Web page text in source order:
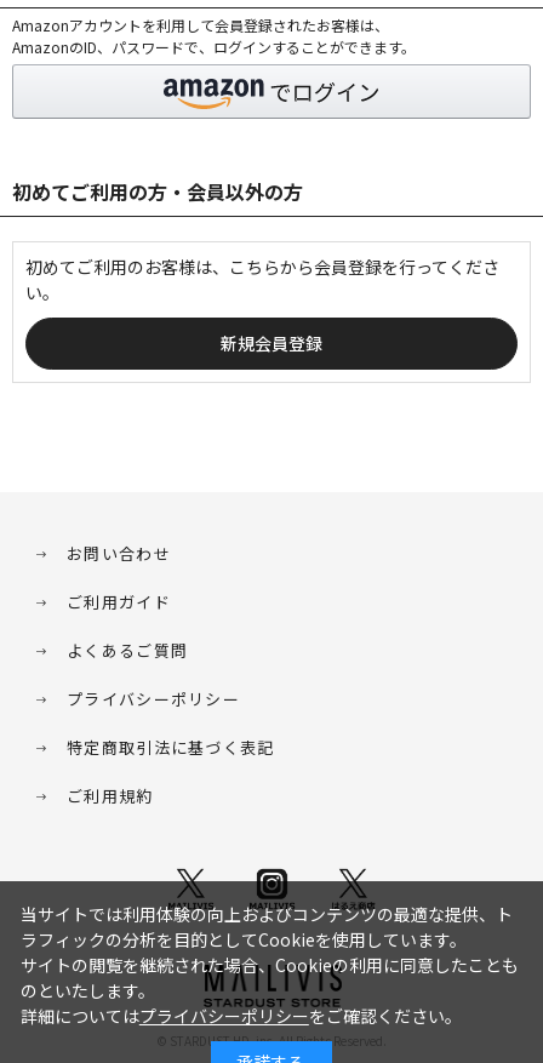
Amazonアカウントを利用して会員登録されたお客様は、
AmazonのID、パスワードで、ログインすることができます。
初めてご利用の方・会員以外の方
初めてご利用のお客様は、こちらから会員登録を行ってくださ
い。
お問い合わせ
ご利用ガイド
よくあるご質問
プライバシーポリシー
特定商取引法に基づく表記
ご利用規約
© STARDUST HD. inc. All Rights Reserved.
当サイトでは利用体験の向上およびコンテンツの最適な提供、ト
ラフィックの分析を目的としてCookieを使用しています。
サイトの閲覧を継続された場合、Cookieの利用に同意したことも
のといたします。
詳細についてはプライバシーポリシーをご確認ください。